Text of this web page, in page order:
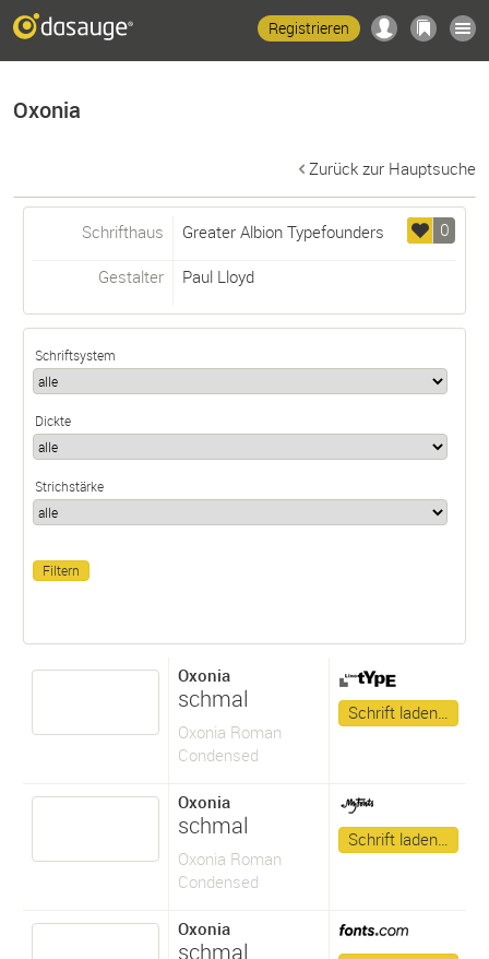
Registrieren
Oxonia
Zurück zur Hauptsuche
0
Schrifthaus Greater Albion Typefounders
Gestalter Paul Lloyd
Schriftsystem
Dickte
Strichstärke
Oxonia
schmal
Oxonia Roman
Condensed
Schrift laden…
Oxonia
schmal
Oxonia Roman
Condensed
Schrift laden…
Oxonia
schmal